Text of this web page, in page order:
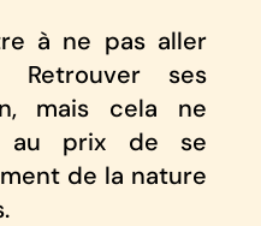
à ne pas aller
Retrouver ses
mais cela ne
au prix de se
de la nature